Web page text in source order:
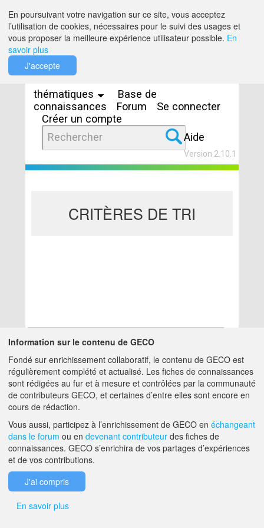
thématiques
Base de
connaissances
Forum
Se connecter
Créer un compte
Aide
Version 2.10.1
CRITÈRES DE TRI
Aucun résultat
A PROPOS DE GECO AIDE
F.A.Q. NOUS CONTACTER
En poursuivant votre navigation sur ce site, vous acceptez
l’utilisation de cookies, nécessaires pour le suivi des usages et
vous proposer la meilleure expérience utilisateur possible. En
savoir plus
J'accepte
Information sur le contenu de GECO
Fondé sur enrichissement collaboratif, le contenu de GECO est
régulièrement complété et actualisé. Les fiches de connaissances
sont rédigées au fur et à mesure et contrôlées par la communauté
de contributeurs GECO, et certaines d’entre elles sont encore en
cours de rédaction.
Vous aussi, participez à l’enrichissement de GECO en échangeant
dans le forum ou en devenant contributeur des fiches de
connaissances. GECO s’enrichira de vos partages d’expériences
et de vos contributions.
J'ai compris
En savoir plus